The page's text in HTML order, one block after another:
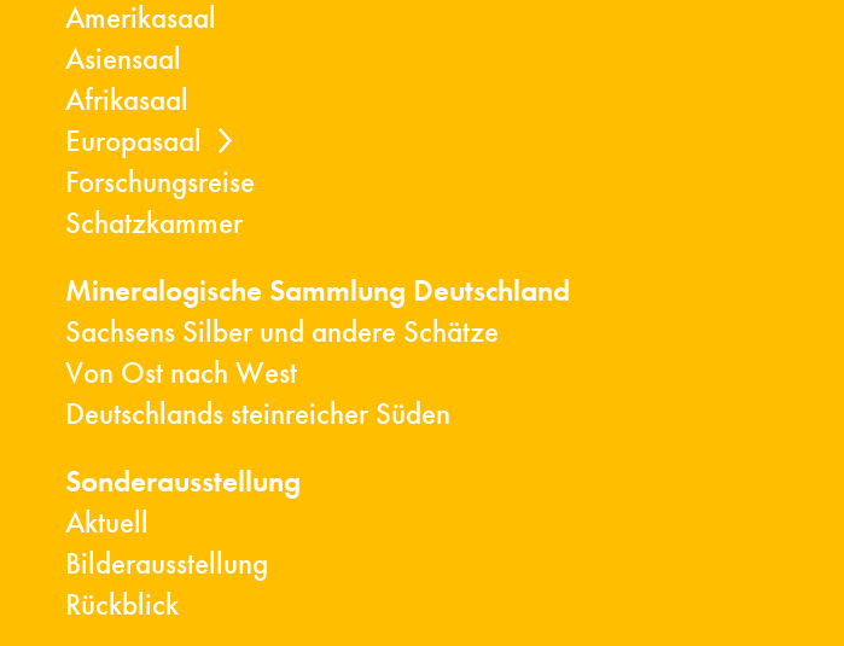
Amerikasaal
Asiensaal
Afrikasaal
Europasaal
Forschungsreise
Schatzkammer
Mineralogische Sammlung Deutschland
Sachsens Silber und andere Schätze
Von Ost nach West
Deutschlands steinreicher Süden
Sonderausstellung
Aktuell
Bilderausstellung
Rückblick